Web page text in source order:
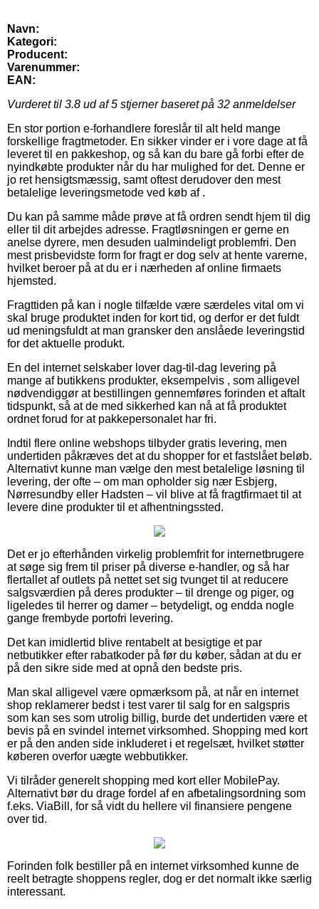
Navn:
Kategori:
Producent:
Varenummer:
EAN:
Vurderet til 3.8 ud af 5 stjerner baseret på 32 anmeldelser
En stor portion e-forhandlere foreslår til alt held mange
forskellige fragtmetoder. En sikker vinder er i vore dage at få
leveret til en pakkeshop, og så kan du bare gå forbi efter de
nyindkøbte produkter når du har mulighed for det. Denne er
jo ret hensigtsmæssig, samt oftest derudover den mest
betalelige leveringsmetode ved køb af .
Du kan på samme måde prøve at få ordren sendt hjem til dig
eller til dit arbejdes adresse. Fragtløsningen er gerne en
anelse dyrere, men desuden ualmindeligt problemfri. Den
mest prisbevidste form for fragt er dog selv at hente varerne,
hvilket beroer på at du er i nærheden af online firmaets
hjemsted.
Fragttiden på kan i nogle tilfælde være særdeles vital om vi
skal bruge produktet inden for kort tid, og derfor er det fuldt
ud meningsfuldt at man gransker den anslåede leveringstid
for det aktuelle produkt.
En del internet selskaber lover dag-til-dag levering på
mange af butikkens produkter, eksempelvis , som alligevel
nødvendiggør at bestillingen gennemføres forinden et aftalt
tidspunkt, så at de med sikkerhed kan nå at få produktet
ordnet forud for at pakkepersonalet har fri.
Indtil flere online webshops tilbyder gratis levering, men
undertiden påkræves det at du shopper for et fastslået beløb.
Alternativt kunne man vælge den mest betalelige løsning til
levering, der ofte – om man opholder sig nær Esbjerg,
Nørresundby eller Hadsten – vil blive at få fragtfirmaet til at
levere dine produkter til et afhentningssted.
Det er jo efterhånden virkelig problemfrit for internetbrugere
at søge sig frem til priser på diverse e-handler, og så har
flertallet af outlets på nettet set sig tvunget til at reducere
salgsværdien på deres produkter – til drenge og piger, og
ligeledes til herrer og damer – betydeligt, og endda nogle
gange frembyde portofri levering.
Det kan imidlertid blive rentabelt at besigtige et par
netbutikker efter rabatkoder på før du køber, sådan at du er
på den sikre side med at opnå den bedste pris.
Man skal alligevel være opmærksom på, at når en internet
shop reklamerer bedst i test varer til salg for en salgspris
som kan ses som utrolig billig, burde det undertiden være et
bevis på en svindel internet virksomhed. Shopping med kort
er på den anden side inkluderet i et regelsæt, hvilket støtter
køberen overfor uægte webbutikker.
Vi tilråder generelt shopping med kort eller MobilePay.
Alternativt bør du drage fordel af en afbetalingsordning som
f.eks. ViaBill, for så vidt du hellere vil finansiere pengene
over tid.
Forinden folk bestiller på en internet virksomhed kunne de
reelt betragte shoppens regler, dog er det normalt ikke særlig
interessant.